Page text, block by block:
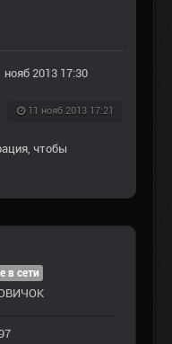
2013 17:30
11 нояб 2013 17:21
, чтобы
в сети